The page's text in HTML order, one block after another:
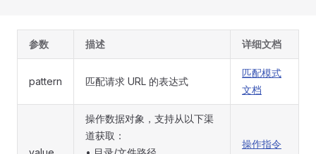
参数 描述 详细文档
pattern 匹配请求 URL 的表达式
匹配模式
文档
操作数据对象，支持从以下渠
道获取：
操作指令